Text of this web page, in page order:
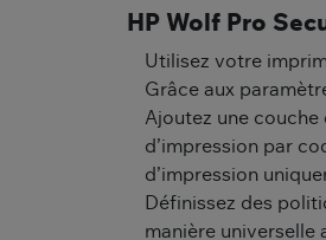
HP Wolf Pro
Utilisez votre
Grâce aux
Ajoutez une
d’impression par
d’impression
Définissez des
manière universelle